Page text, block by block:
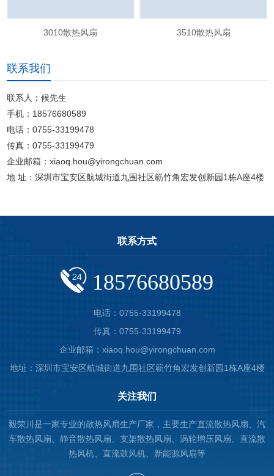
3010散热风扇 3510散热风扇
联系我们
联系人：候先生
手机：18576680589
电话：0755-33199478
传真：0755-33199479
企业邮箱：xiaoq.hou@yirongchuan.com
地 址：深圳市宝安区航城街道九围社区簕竹角宏发创新园1栋A座4楼
联系方式
18576680589
电话：0755-33199478
传真：0755-33199479
企业邮箱：xiaoq.hou@yirongchuan.com
地址：深圳市宝安区航城街道九围社区簕竹角宏发创新园1栋A座4楼
关注我们
毅荣川是一家专业的散热风扇生产厂家，主要生产直流散热风扇、汽
车散热风扇、静音散热风扇、支架散热风扇、涡轮增压风扇、直流散
热风机、直流鼓风机、新能源风扇等